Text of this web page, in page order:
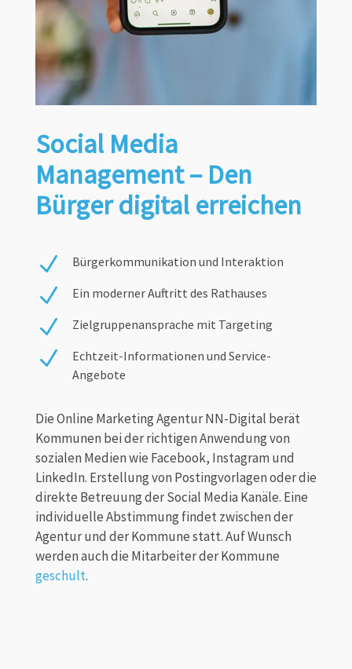
Social Media
Management – Den
Bürger digital erreichen
N Bürgerkommunikation und Interaktion
N Ein moderner Auftritt des Rathauses
N Zielgruppenansprache mit Targeting
N
Echtzeit-Informationen und Service-
Angebote
Die Online Marketing Agentur NN-Digital berät
Kommunen bei der richtigen Anwendung von
sozialen Medien wie Facebook, Instagram und
LinkedIn. Erstellung von Postingvorlagen oder die
direkte Betreuung der Social Media Kanäle. Eine
individuelle Abstimmung findet zwischen der
Agentur und der Kommune statt. Auf Wunsch
werden auch die Mitarbeiter der Kommune
geschult.